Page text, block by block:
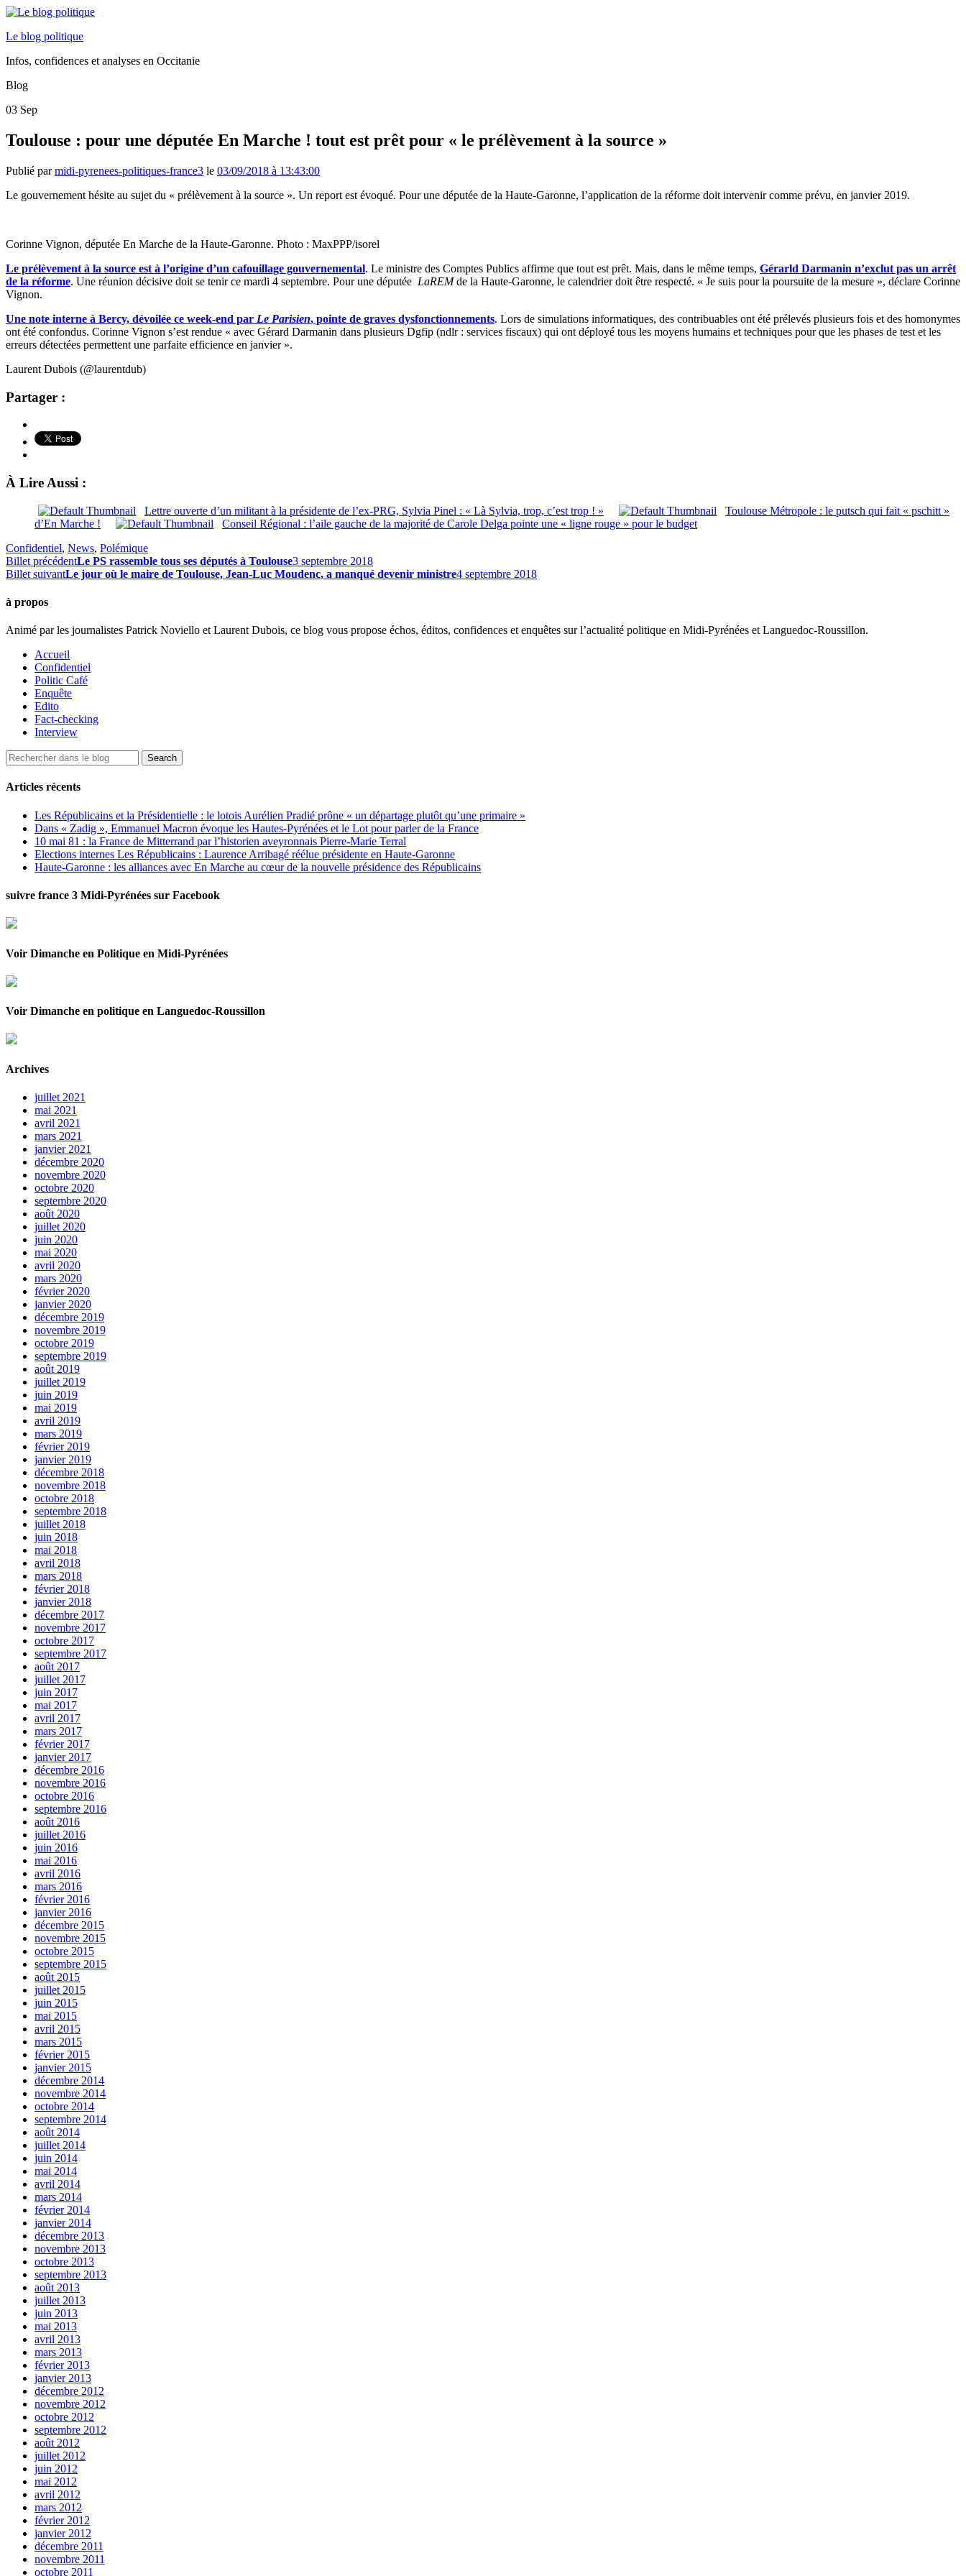
Le blog politique
Infos, confidences et analyses en Occitanie
Blog
03 Sep
Toulouse : pour une députée En Marche ! tout est prêt pour « le prélèvement à la source »
Publié parmidi-pyrenees-politiques-france3 le 03/09/2018 à 13:43:00
Le gouvernement hésite au sujet du « prélèvement à la source ». Un report est évoqué. Pour une députée de la Haute-Garonne, l’application de la réforme doit intervenir comme prévu, en janvier 2019.
Corinne Vignon, députée En Marche de la Haute-Garonne. Photo : MaxPPP/isorel
Le prélèvement à la source est à l’origine d’un cafouillage gouvernemental. Le ministre des Comptes Publics affirme que tout est prêt. Mais, dans le même temps, Gérarld Darmanin n’exclut pas un arrêt
de la réforme. Une réunion décisive doit se tenir ce mardi 4 septembre. Pour une députée LaREMde la Haute-Garonne, le calendrier doit être respecté. « Je suis pour la poursuite de la mesure », déclare Corinne
Vignon.
Une note interne à Bercy, dévoilée ce week-end par Le Parisien, pointe de graves dysfonctionnements. Lors de simulations informatiques, des contribuables ont été prélevés plusieurs fois et des homonymes
ont été confondus. Corinne Vignon s’est rendue « avec Gérard Darmanin dans plusieurs Dgfip (ndlr : services fiscaux) qui ont déployé tous les moyens humains et techniques pour que les phases de test et les
erreurs détectées permettent une parfaite efficience en janvier ».
Laurent Dubois (@laurentdub)
Partager :
À Lire Aussi :
Lettre ouverte d’un militant à la présidente de l’ex-PRG, Sylvia Pinel : « Là Sylvia, trop, c’est trop ! »
Toulouse Métropole : le putsch qui fait « pschitt »
d’En Marche !
Conseil Régional : l’aile gauche de la majorité de Carole Delga pointe une « ligne rouge » pour le budget
Confidentiel, News, Polémique
Billet précédentLe PS rassemble tous ses députés à Toulouse3 septembre 2018
Billet suivantLe jour où le maire de Toulouse, Jean-Luc Moudenc, a manqué devenir ministre4 septembre 2018
à propos
Animé par les journalistes Patrick Noviello et Laurent Dubois, ce blog vous propose échos, éditos, confidences et enquêtes sur l’actualité politique en Midi-Pyrénées et Languedoc-Roussillon.
Accueil
Confidentiel
Politic Café
Enquête
Edito
Fact-checking
Interview
Articles récents
Les Républicains et la Présidentielle : le lotois Aurélien Pradié prône « un départage plutôt qu’une primaire »
Dans « Zadig », Emmanuel Macron évoque les Hautes-Pyrénées et le Lot pour parler de la France
10 mai 81 : la France de Mitterrand par l’historien aveyronnais Pierre-Marie Terral
Elections internes Les Républicains : Laurence Arribagé réélue présidente en Haute-Garonne
Haute-Garonne : les alliances avec En Marche au cœur de la nouvelle présidence des Républicains
suivre france 3 Midi-Pyrénées sur Facebook
Voir Dimanche en Politique en Midi-Pyrénées
Voir Dimanche en politique en Languedoc-Roussillon
Archives
juillet 2021
mai 2021
avril 2021
mars 2021
janvier 2021
décembre 2020
novembre 2020
octobre 2020
septembre 2020
août 2020
juillet 2020
juin 2020
mai 2020
avril 2020
mars 2020
février 2020
janvier 2020
décembre 2019
novembre 2019
octobre 2019
septembre 2019
août 2019
juillet 2019
juin 2019
mai 2019
avril 2019
mars 2019
février 2019
janvier 2019
décembre 2018
novembre 2018
octobre 2018
septembre 2018
juillet 2018
juin 2018
mai 2018
avril 2018
mars 2018
février 2018
janvier 2018
décembre 2017
novembre 2017
octobre 2017
septembre 2017
août 2017
juillet 2017
juin 2017
mai 2017
avril 2017
mars 2017
février 2017
janvier 2017
décembre 2016
novembre 2016
octobre 2016
septembre 2016
août 2016
juillet 2016
juin 2016
mai 2016
avril 2016
mars 2016
février 2016
janvier 2016
décembre 2015
novembre 2015
octobre 2015
septembre 2015
août 2015
juillet 2015
juin 2015
mai 2015
avril 2015
mars 2015
février 2015
janvier 2015
décembre 2014
novembre 2014
octobre 2014
septembre 2014
août 2014
juillet 2014
juin 2014
mai 2014
avril 2014
mars 2014
février 2014
janvier 2014
décembre 2013
novembre 2013
octobre 2013
septembre 2013
août 2013
juillet 2013
juin 2013
mai 2013
avril 2013
mars 2013
février 2013
janvier 2013
décembre 2012
novembre 2012
octobre 2012
septembre 2012
août 2012
juillet 2012
juin 2012
mai 2012
avril 2012
mars 2012
février 2012
janvier 2012
décembre 2011
novembre 2011
octobre 2011